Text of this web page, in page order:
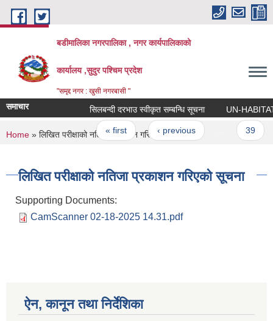
Skip to main content
बडीमालिका नगरपालिका , नगर कार्यपालिकाको
कार्यालय ,सुदुर पश्चिम प्रदेश
"समृद्द नगर : खुसी नगरबासी "
समाचार सिलबन्दी दरभाउ स्वीकृत सम्बन्धि सूचना UN-HABITAT
Pages
« first ‹ previous
You are here
Home » लिखित परीक्षाको नतिजा प्रकाशन गरिएको सूचना
लिखित परीक्षाको नतिजा प्रकाशन गरिएको सूचना
Supporting Documents:
CamScanner 02-18-2025 14.31.pdf
ऐन, कानून तथा निर्देशिका